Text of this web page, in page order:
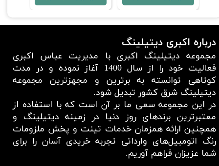
درباره اکبری دیتیلینگ
مجموعه دیتیلینگ اکبری با مدیریت عباس اکبری
فعالیت خود را از سال 1400 آغاز نموده و در مدت
کوتاهی توانسته به برترین و مجهزترین مجموعه
دیتیلینگ شرق کشور تبدیل شود.
در این مجموعه سعی ما بر آن است که با استفاده از
معتبر‌ترین برند‌های روز دنیا در زمینه دیتیلینگ و
همچنین ارائه همزمان خدمات تینت و پخش ملزومات
رنگ اتومبیل‌های وارداتی تجربه خریدی آسان را برای
شما عزیزان فراهم آوریم.​​​​​​​